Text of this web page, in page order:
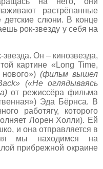
растрёпанные
слюни. В конце
рок-звезду у себя на
Он – кинозвезда,
картине «Long Time,
(фильм вышел
» («Не оглядываясь
) от режиссёра фильма
Эда Бёрнса. В
работягу, которого
Лорен Холли). Ей
и она отправляется в
мы находимся на
прибрежной окраине